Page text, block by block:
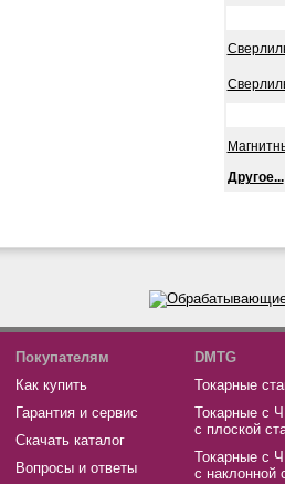
Другое...
Покупателям
Как купить
Гарантия и сервис
Скачать каталог
Вопросы и ответы
DMTG
Токарные
Токарные с
с плоской
Токарные с
с наклонной